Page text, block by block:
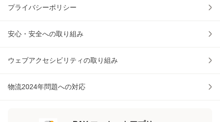
プライバシーポリシー
安心・安全への取り組み
ウェブアクセシビリティの取り組み
物流2024年問題への対応